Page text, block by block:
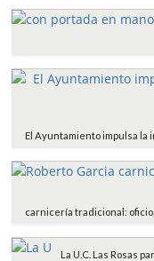
El Ayuntamiento impulsa
carnicería tradicional:
La U.C. Las Rosas